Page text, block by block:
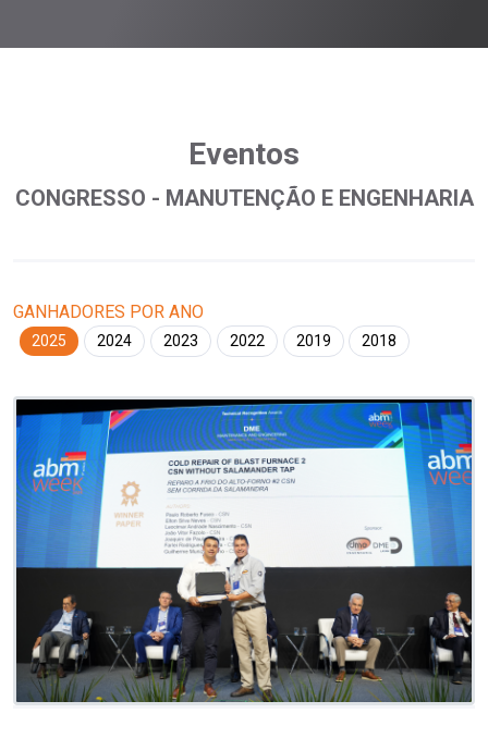
Eventos
CONGRESSO - MANUTENÇÃO E ENGENHARIA
GANHADORES POR ANO
2025 2024 2023 2022 2019 2018